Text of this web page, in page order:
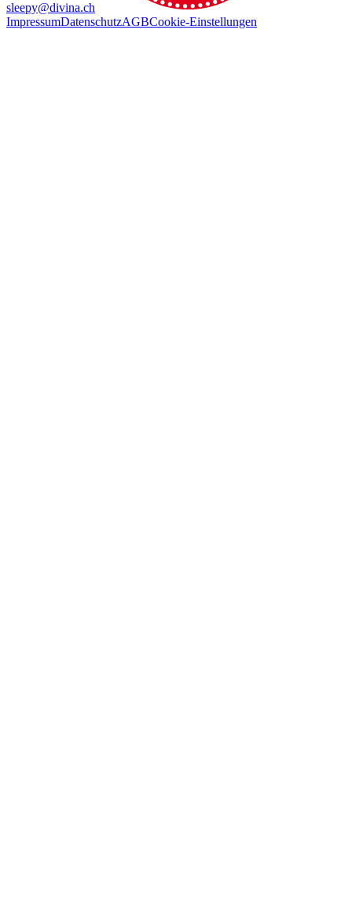
sleepy@divina.ch
ImpressumDatenschutzAGBCookie-Einstellungen